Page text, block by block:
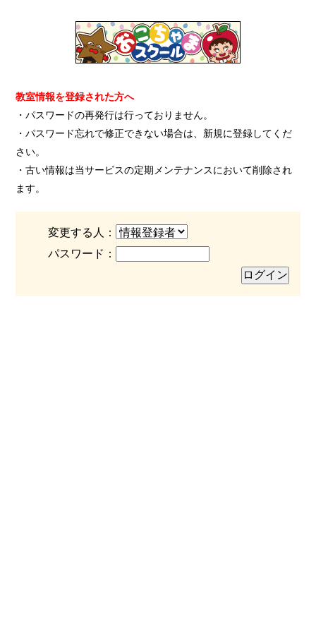
教室情報を登録された方へ
・パスワードの再発行は行っておりません。
・パスワード忘れで修正できない場合は、新規に登録してくだ
さい。
・古い情報は当サービスの定期メンテナンスにおいて削除され
ます。
変更する人：
パスワード：